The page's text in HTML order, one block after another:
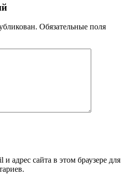
Обязательные поля
адрес сайта в этом браузере для